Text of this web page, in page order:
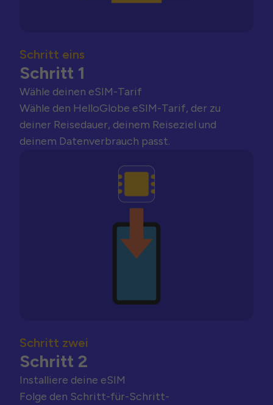
Schritt eins
Schritt 1
Wähle deinen eSIM-Tarif
Wähle den HelloGlobe eSIM-Tarif, der zu
deiner Reisedauer, deinem Reiseziel und
deinem Datenverbrauch passt.
Schritt zwei
Schritt 2
Installiere deine eSIM
Folge den Schritt-für-Schritt-